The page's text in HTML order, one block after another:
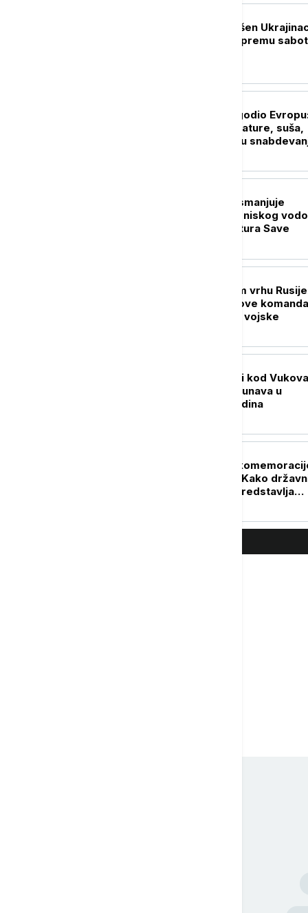
U Nemačkoj uhapšen
osumnjičen za pripremu
Toplotni talas pogodio
Rekordne temperature, suša,
požari i problemi u
Nuklearka Krško smanjuje
proizvodnju zbog niskog
i visokih temperatura Save
Promene u vojnom vrhu
Putin imenovao nove
formirao novi rod vojske
Brodovi nasukani i kod
Najniži vodostaj Dunava u
poslednjih 100 godina
U Srbiji i Srpskoj
Hrvatskoj slavlje: Kako
susedne zemlje predstavlja